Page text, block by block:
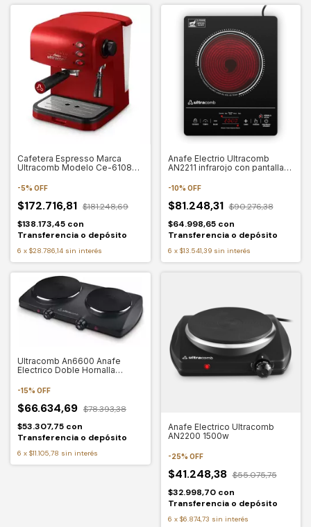
Cafetera Espresso Marca
Ultracomb Modelo Ce-6108
-5% OFF
$172.716,81 $181.248,69
$138.173,45 con
Transferencia o depósito
6 x $28.786,14 sin interés
Anafe Electrio Ultracomb
AN2211 infrarojo con pantalla
-10% OFF
$81.248,31 $90.276,38
$64.998,65 con
Transferencia o depósito
6 x $13.541,39 sin interés
Ultracomb An6600 Anafe
Electrico Doble Hornalla
-15% OFF
$66.634,69 $78.393,38
$53.307,75 con
Transferencia o depósito
6 x $11.105,78 sin interés
Anafe Electrico Ultracomb
AN2200 1500w
-25% OFF
$41.248,38 $55.075,75
$32.998,70 con
Transferencia o depósito
6 x $6.874,73 sin interés